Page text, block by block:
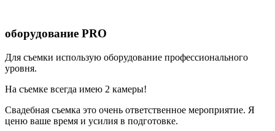
оборудование PRO
Для съемки использую оборудование профессионального
уровня.
На съемке всегда имею 2 камеры!
Свадебная съемка это очень ответственное мероприятие. Я
ценю ваше время и усилия в подготовке.